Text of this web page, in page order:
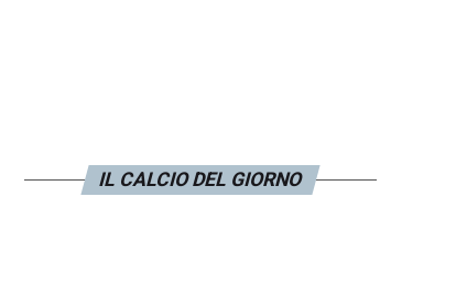
IL CALCIO DEL GIORNO